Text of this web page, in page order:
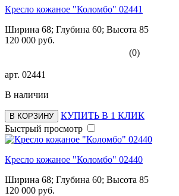
Кресло кожаное "Коломбо" 02441
Ширина 68; Глубина 60; Высота 85
120 000 руб.
(0)
арт. 02441
В наличии
В КОРЗИНУ
КУПИТЬ В 1 КЛИК
Быстрый просмотр
Кресло кожаное "Коломбо" 02440
Ширина 68; Глубина 60; Высота 85
120 000 руб.